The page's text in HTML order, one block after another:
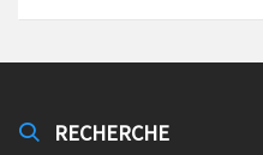
RECHERCHE